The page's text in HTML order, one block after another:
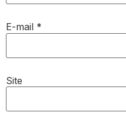
E-mail *
Site